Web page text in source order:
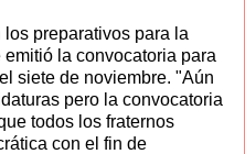
preparativos para la
la convocatoria para
siete de noviembre. "Aún
pero la convocatoria
todos los fraternos
con el fin de